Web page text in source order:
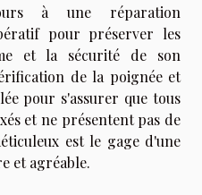
à une réparation
pour préserver les
et la sécurité de son
de la poignée et
pour s'assurer que tous
et ne présentent pas de
est le gage d'une
et agréable.